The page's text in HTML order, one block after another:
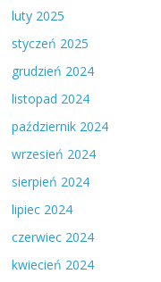
luty 2025
styczeń 2025
grudzień 2024
listopad 2024
październik 2024
wrzesień 2024
sierpień 2024
lipiec 2024
czerwiec 2024
kwiecień 2024